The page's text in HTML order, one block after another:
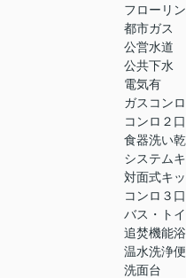
フローリ
都市ガス
公営水道
公共下水
電気有
ガスコンロ
コンロ２
食器洗い
システム
対面式キ
コンロ３口
バス・ト
追焚機能
温水洗浄
洗面台